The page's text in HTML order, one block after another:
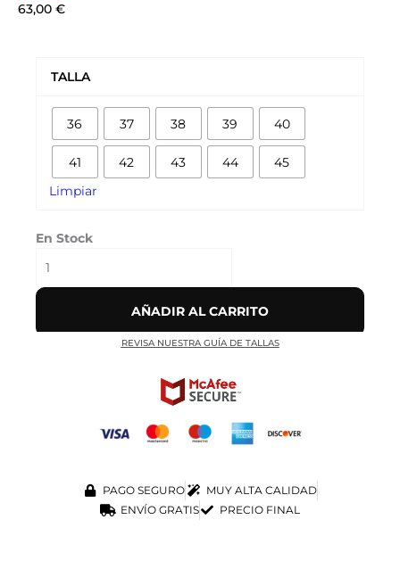
63,00 €
TALLA
36 37 38 39 40
41 42 43 44 45
Limpiar
En Stock
'CARGO
KHAKI'
cantidad
AÑADIR AL CARRITO
REVISA NUESTRA GUÍA DE TALLAS
PAGO SEGURO
MUY ALTA CALIDAD
ENVÍO GRATIS
PRECIO FINAL